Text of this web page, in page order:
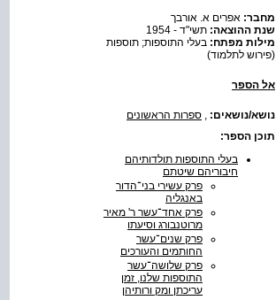
מחבר: אפרים א. אורבך
שנת ההוצאה: תשי"ד - 1954
מילות מפתח: בעלי התוספות; תוספות
(פירוש לתלמוד)
אל הספר
נושא/נושאים:
ספרות הראשונים
תוכן הספר:
בעלי התוספות תולדותיהם
חיבוריהם שיטתם
פרק עשירי בני־הדור
באנגליה
פרק אחד־עשר ר' מאיר
מרוטנבורג וסיעתו
פרק שנים־עשר
החותמים והעורכים
פרק שלושה־עשר
התוספות שלנו, זמן
עריכתן ומק ורותיהן